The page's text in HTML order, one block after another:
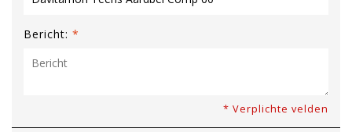
Bericht: *
* Verplichte velden